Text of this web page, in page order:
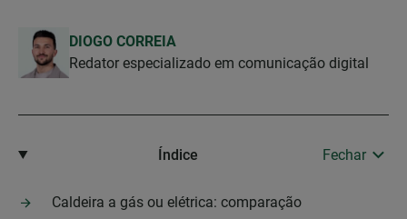
DIOGO CORREIA
Redator especializado em comunicação digital
Índice Fechar
Caldeira a gás ou elétrica: comparação